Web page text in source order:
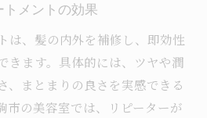
メントの効果
は、髪の内外を補修し、即効性
きます。具体的には、ツヤや潤
、まとまりの良さを実感できる
市の美容室では、リピーターが